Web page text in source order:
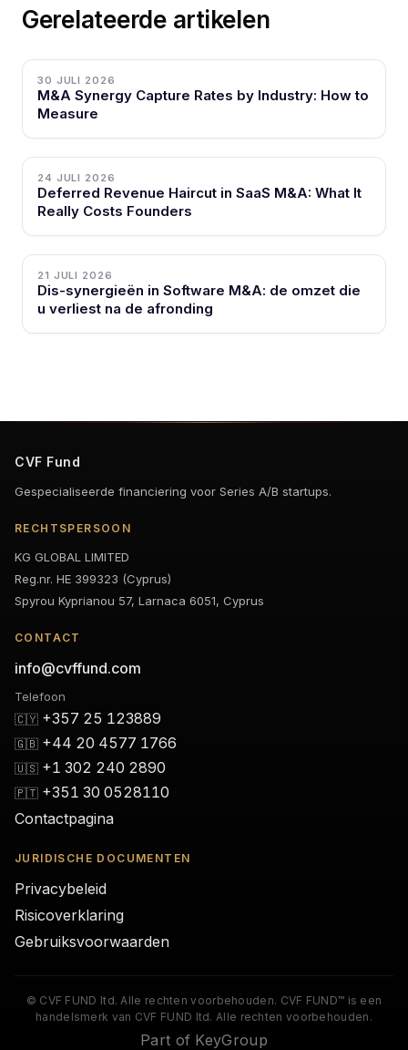
Gerelateerde artikelen
30 JULI 2026
M&A Synergy Capture Rates by Industry: How to
Measure
24 JULI 2026
Deferred Revenue Haircut in SaaS M&A: What It
Really Costs Founders
21 JULI 2026
Dis-synergieën in Software M&A: de omzet die
u verliest na de afronding
CVF Fund
Gespecialiseerde financiering voor Series A/B startups.
RECHTSPERSOON
KG GLOBAL LIMITED
Reg.nr. HE 399323 (Cyprus)
Spyrou Kyprianou 57, Larnaca 6051, Cyprus
CONTACT
info@cvffund.com
Telefoon
🇨🇾 +357 25 123889
🇬🇧 +44 20 4577 1766
🇺🇸 +1 302 240 2890
🇵🇹 +351 30 0528110
Contactpagina
JURIDISCHE DOCUMENTEN
Privacybeleid
Risicoverklaring
Gebruiksvoorwaarden
© CVF FUND ltd. Alle rechten voorbehouden. CVF FUND™ is een
handelsmerk van CVF FUND ltd. Alle rechten voorbehouden.
Part of KeyGroup